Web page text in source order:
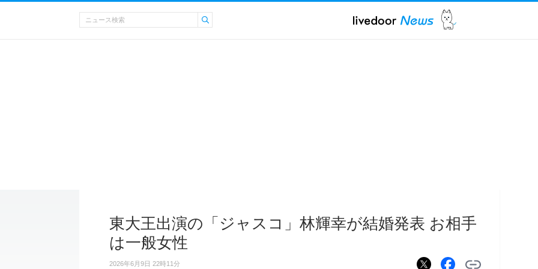
東大王出演の「ジャスコ」林輝幸が結婚発表 お相手
は一般女性
2026年6月9日 22時11分